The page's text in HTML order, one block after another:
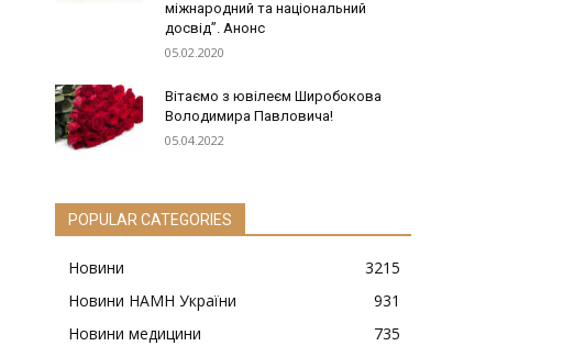
міжнародний та національний
досвід”. Анонс
05.02.2020
Вітаємо з ювілеєм Широбокова
Володимира Павловича!
05.04.2022
POPULAR CATEGORIES
Новини
3215
Новини НАМН України
931
Новини медицини
735